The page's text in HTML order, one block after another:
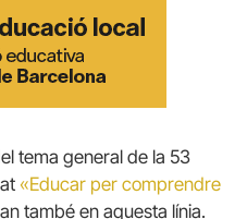
tema general de la 53
«Educar per comprendre
també en aquesta línia.